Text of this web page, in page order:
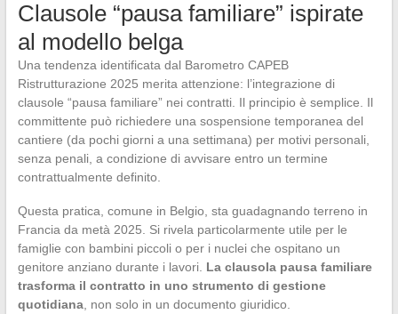
Clausole “pausa familiare” ispirate
al modello belga
Una tendenza identificata dal Barometro CAPEB
Ristrutturazione 2025 merita attenzione: l’integrazione di
clausole “pausa familiare” nei contratti. Il principio è semplice. Il
committente può richiedere una sospensione temporanea del
cantiere (da pochi giorni a una settimana) per motivi personali,
senza penali, a condizione di avvisare entro un termine
contrattualmente definito.
Questa pratica, comune in Belgio, sta guadagnando terreno in
Francia da metà 2025. Si rivela particolarmente utile per le
famiglie con bambini piccoli o per i nuclei che ospitano un
genitore anziano durante i lavori. La clausola pausa familiare
trasforma il contratto in uno strumento di gestione
quotidiana, non solo in un documento giuridico.